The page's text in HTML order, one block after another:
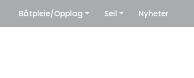
Leverandører
Båtpleie/Opplag Seil Nyheter